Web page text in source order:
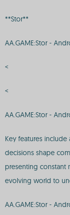
**Stor**
AA.GAME:Stor -
<
<
AA.GAME:Stor -
Key features
decisions shape
presenting constant
evolving world to
AA.GAME:Stor -